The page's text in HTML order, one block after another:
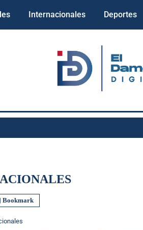
Internacionales Deportes
Bookmark